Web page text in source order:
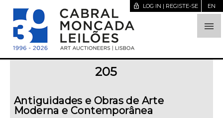

lock_open LOG IN | REGISTE-SE EN
205
Antiguidades e Obras de Arte
Moderna e Contemporânea